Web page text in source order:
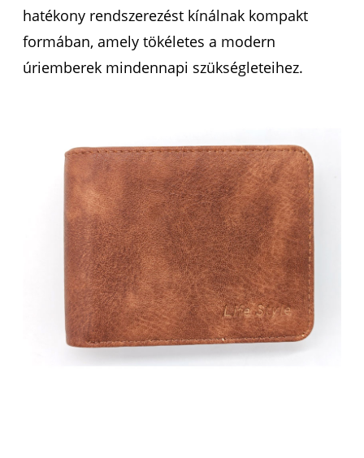
hatékony rendszerezést kínálnak kompakt
formában, amely tökéletes a modern
úriemberek mindennapi szükségleteihez.